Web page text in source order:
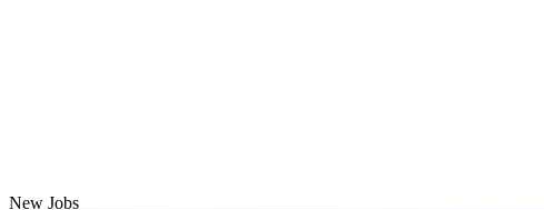
New Jobs